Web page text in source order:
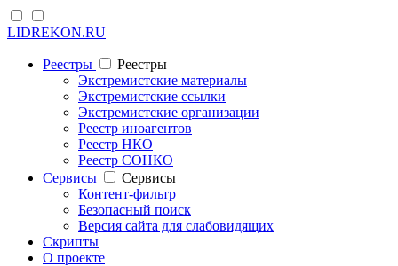
LIDREKON.RU
Реестры
Реестры
Экстремистские материалы
Экстремистские ссылки
Экстремистские организации
Реестр иноагентов
Реестр НКО
Реестр СОНКО
Cервисы
Cервисы
Контент-фильтр
Безопасный поиск
Версия сайта для слабовидящих
Скрипты
О проекте